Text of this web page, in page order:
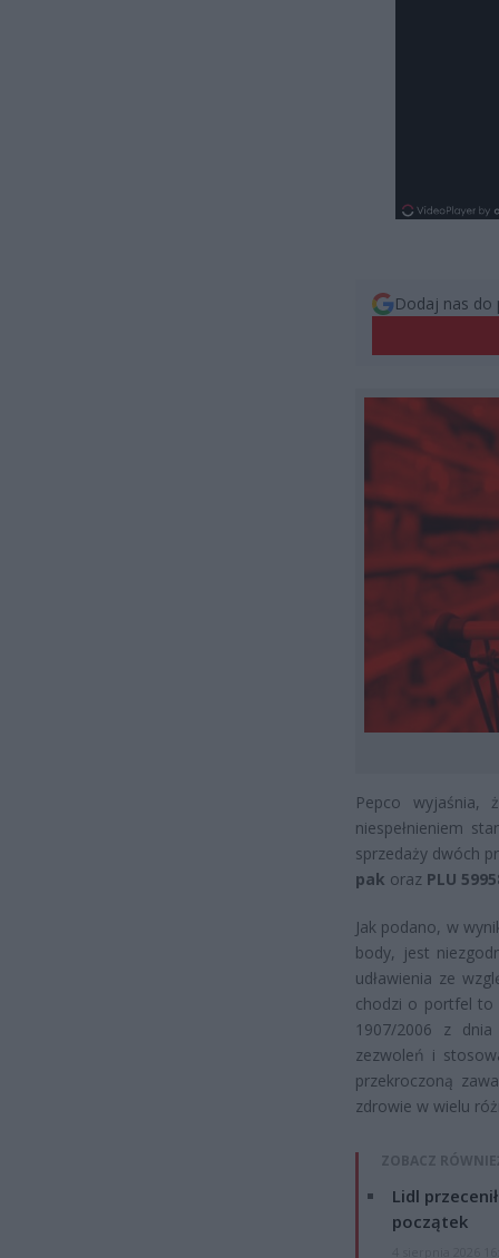
Dodaj nas do
Pepco
niespełnieniem
sprzedaży dwóch
pak oraz PLU
Jak podano, w
body, jest
udławienia ze
chodzi o portfel to
1907/2006 z
zezwoleń i
przekroczoną
zdrowie w wielu
ZOBACZ
Lidl
początek